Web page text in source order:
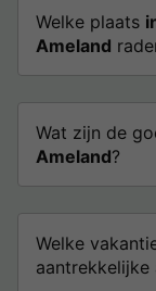
Welke plaats
Ameland
Wat zijn de
Ameland?
Welke
aantrekkelijke